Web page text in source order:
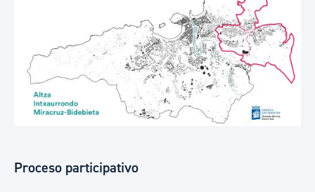
Proceso participativo